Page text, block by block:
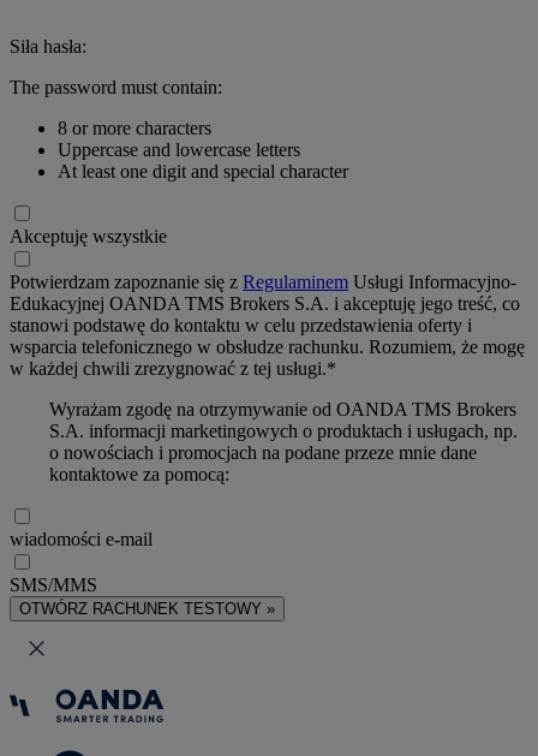
Siła hasła:
The password must contain:
8 or more characters
Uppercase and lowercase letters
At least one digit and special character
Akceptuję wszystkie
Potwierdzam zapoznanie się z Regulaminem Usługi Informacyjno-
Edukacyjnej OANDA TMS Brokers S.A. i akceptuję jego treść, co
stanowi podstawę do kontaktu w celu przedstawienia oferty i
wsparcia telefonicznego w obsłudze rachunku. Rozumiem, że mogę
w każdej chwili zrezygnować z tej usługi.*
Wyrażam zgodę na otrzymywanie od OANDA TMS Brokers
S.A. informacji marketingowych o produktach i usługach, np.
o nowościach i promocjach na podane przeze mnie dane
kontaktowe za pomocą:
wiadomości e-mail
SMS/MMS
OTWÓRZ RACHUNEK TESTOWY »